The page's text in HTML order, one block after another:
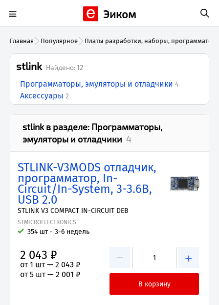
Эиком
Главная Популярное Платы разработки, наборы,
stlink Найдено:12
Программаторы, эмуляторы и отладчики 4
Аксессуары 2
stlinkв разделе: Программаторы,
эмуляторы и отладчики 4
STLINK-V3MODS отладчик,
программатор, In-
Circuit/In-System, 3-3.6В,
USB 2.0
STLINK V3 COMPACT IN-CIRCUIT DEB
STMICROELECTRONICS
354 шт - 3-6 недель
− +
2 043 ₽
от 1 шт — 2 043 ₽
от 5 шт — 2 001 ₽